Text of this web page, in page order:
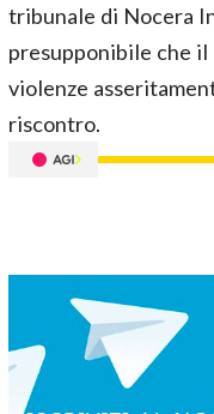
tribunale di Nocera
presupponibile che
violenze
riscontro.